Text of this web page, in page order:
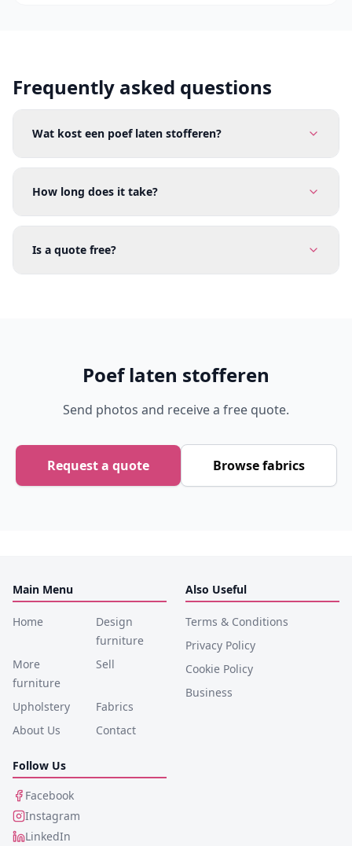
Frequently asked questions
Wat kost een poef laten stofferen?
How long does it take?
Is a quote free?
Poef laten stofferen
Send photos and receive a free quote.
Request a quote Browse fabrics
Main Menu
Home
Design
furniture
More
furniture
Sell
Upholstery
Fabrics
About Us
Contact
Also Useful
Terms & Conditions
Privacy Policy
Cookie Policy
Business
Follow Us
Facebook
Instagram
LinkedIn